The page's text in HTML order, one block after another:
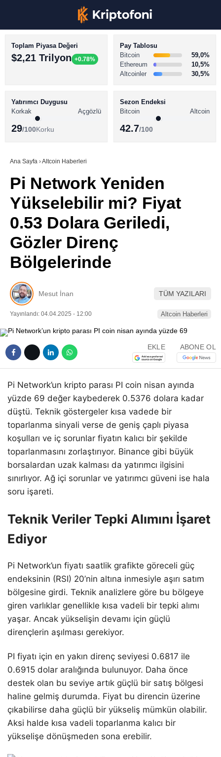
Youtube
TikTok
Pinterest
Telegram
BİTCOİN HABERLERİ
ALTCOİN HABERLERİ
SÖZLÜK
Toplam Piyasa Değeri
$2,21 Trilyon +0.78%
Pay Tablosu
Bitcoin
59,0%
Ethereum
10,5%
Altcoinler
30,5%
Yatırımcı Duygusu
Korkak
Açgözlü
29/100Korku
Sezon Endeksi
Bitcoin
Altcoin
42.7/100
Ana Sayfa ›Altcoin Haberleri
Pi Network Yeniden
Yükselebilir mi? Fiyat
0.53 Dolara Geriledi,
Gözler Direnç
Bölgelerinde
Mesut İnan TÜM YAZILARI
Yayınlandı: 04.04.2025 - 12:00 Altcoin Haberleri
EKLE ABONE OL
Pi Network’un kripto parası PI coin nisan ayında
yüzde 69 değer kaybederek 0.5376 dolara kadar
düştü. Teknik göstergeler kısa vadede bir
toparlanma sinyali verse de geniş çaplı piyasa
koşulları ve iç sorunlar fiyatın kalıcı bir şekilde
toparlanmasını zorlaştırıyor. Binance gibi büyük
borsalardan uzak kalması da yatırımcı ilgisini
sınırlıyor. Ağ içi sorunlar ve yatırımcı güveni ise hala
soru işareti.
Teknik Veriler Tepki Alımını İşaret
Ediyor
Pi Network’un fiyatı saatlik grafikte göreceli güç
endeksinin (RSI) 20’nin altına inmesiyle aşırı satım
bölgesine girdi. Teknik analizlere göre bu bölgeye
giren varlıklar genellikle kısa vadeli bir tepki alımı
yaşar. Ancak yükselişin devamı için güçlü
dirençlerin aşılması gerekiyor.
PI fiyatı için en yakın direnç seviyesi 0.6817 ile
0.6915 dolar aralığında bulunuyor. Daha önce
destek olan bu seviye artık güçlü bir satış bölgesi
haline gelmiş durumda. Fiyat bu direncin üzerine
çıkabilirse daha güçlü bir yükseliş mümkün olabilir.
Aksi halde kısa vadeli toparlanma kalıcı bir
yükselişe dönüşmeden sona erebilir.